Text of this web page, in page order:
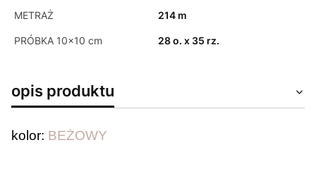
METRAŻ 214 m
PRÓBKA 10x10 cm 28 o. x 35 rz.
opis produktu
kolor: BEŻOWY